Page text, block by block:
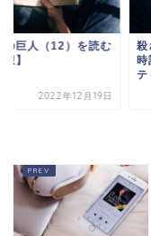
の巨人（12）を読む
】
2022年12月19日
殺
時
テ